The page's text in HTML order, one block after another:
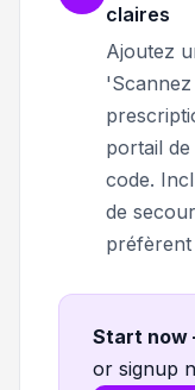
claires
Ajoutez
portail
code.
de
préfèrent
Start
or signup